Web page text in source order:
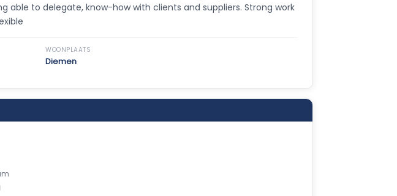
able to delegate, know-how with clients and suppliers. Strong work
WOONPLAATS
Diemen